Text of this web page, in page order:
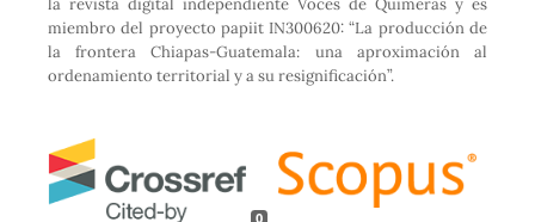
miembro del proyecto papiit IN300620: “La producción de
la frontera Chiapas-Guatemala: una aproximación al
ordenamiento territorial y a su resignificación”.